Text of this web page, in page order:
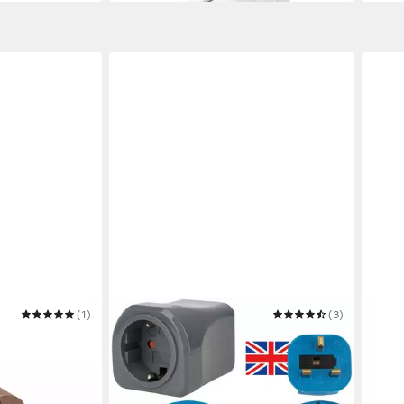
(1)
BRENNENSTUHL
Weltreise-Set mit 10 A Sicherung
Reiseadapter
(3)
ab 12,67 € 20,99 €
-40%